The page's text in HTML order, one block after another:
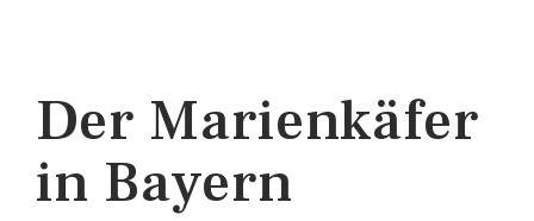
Der Marienkäfer
in Bayern